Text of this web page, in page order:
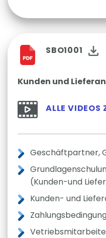
SBO1001
Kunden und
ALLE VIDEOS
Geschäftpartner,
(Kunden-und
Kunden- und